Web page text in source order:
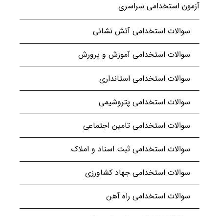
آزمون استخدامی سراسری
سوالات استخدامی آتش نشانی
سوالات استخدامی آموزش و پرورش
سوالات استخدامی استانداری
سوالات استخدامی پتروشیمی
سوالات استخدامی تامین اجتماعی
سوالات استخدامی ثبت اسناد و املاک
سوالات استخدامی جهاد کشاورزی
سوالات استخدامی راه آهن